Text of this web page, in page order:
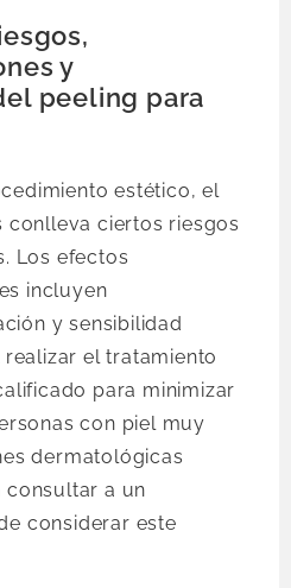
y
peeling para
estético, el
conlleva ciertos riesgos
Los efectos
incluyen
y sensibilidad
el tratamiento
para minimizar
con piel muy
dermatológicas
consultar a un
considerar este